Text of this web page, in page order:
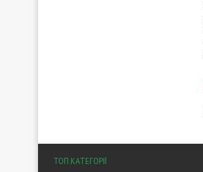
ТОП КАТЕГОРІЇ